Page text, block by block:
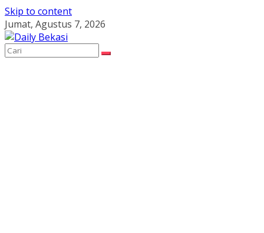
Skip to content
Jumat, Agustus 7, 2026